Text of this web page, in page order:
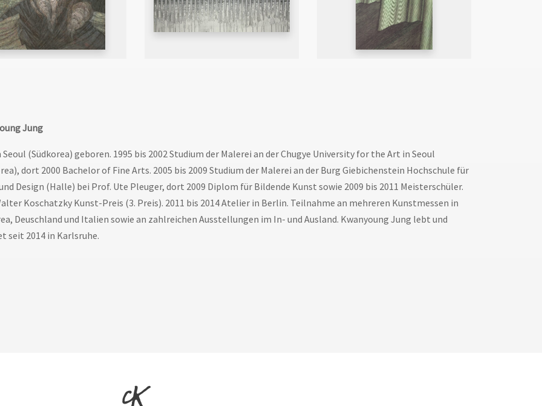
Jung
Seoul (Südkorea) geboren. 1995 bis 2002 Studium der Malerei an der Chugye University for the Art in Seoul
dort 2000 Bachelor of Fine Arts. 2005 bis 2009 Studium der Malerei an der Burg Giebichenstein Hochschule für
Design (Halle) bei Prof. Ute Pleuger, dort 2009 Diplom für Bildende Kunst sowie 2009 bis 2011 Meisterschüler.
Koschatzky Kunst-Preis (3. Preis). 2011 bis 2014 Atelier in Berlin. Teilnahme an mehreren Kunstmessen in
Deuschland und Italien sowie an zahlreichen Ausstellungen im In- und Ausland. Kwanyoung Jung lebt und
seit 2014 in Karlsruhe.